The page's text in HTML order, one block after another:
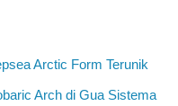
Arctic Form Terunik
Arch di Gua Sistema